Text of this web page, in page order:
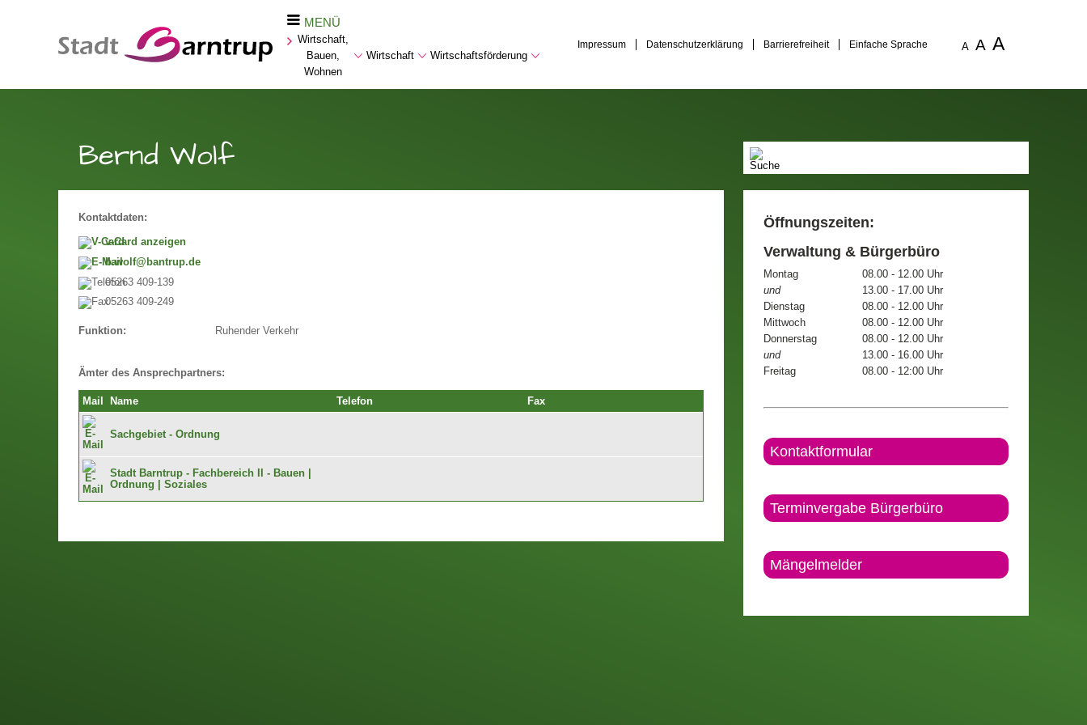
MENÜ
Wirtschaft,
Bauen,
Wohnen
Wirtschaft Wirtschaftsförderung
Impressum Datenschutzerklärung Barrierefreiheit Einfache Sprache A A A
Bernd Wolf
Kontaktdaten:
v-Card anzeigen
b.wolf@bantrup.de
05263 409-139
05263 409-249
Funktion: Ruhender Verkehr
Ämter des Ansprechpartners:
Mail Name Telefon Fax
Sachgebiet - Ordnung
Stadt Barntrup - Fachbereich II - Bauen |
Ordnung | Soziales
Öffnungszeiten:
Verwaltung & Bürgerbüro
Montag
08.00 - 12.00 Uhr
und
13.00 - 17.00 Uhr
Dienstag
08.00 - 12.00 Uhr
Mittwoch
08.00 - 12.00 Uhr
Donnerstag
08.00 - 12.00 Uhr
und
13.00 - 16.00 Uhr
Freitag
08.00 - 12:00 Uhr
Kontaktformular
Terminvergabe Bürgerbüro
Mängelmelder